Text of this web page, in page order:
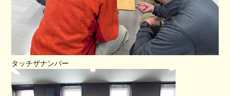
タッチザナンバー